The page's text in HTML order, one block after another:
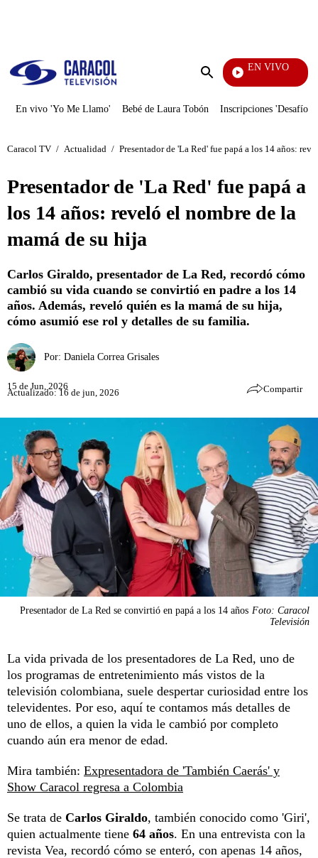
Enviar
EN VIVO
En vivo 'Yo Me Llamo' Bebé de Laura Tobón Inscripciones 'Desafío'
Caracol TV / Actualidad / Presentador de 'La Red' fue papá a los 14 años:
Presentador de 'La Red' fue papá a
los 14 años: reveló el nombre de la
mamá de su hija
Carlos Giraldo, presentador de La Red, recordó cómo
cambió su vida cuando se convirtió en padre a los 14
años. Además, reveló quién es la mamá de su hija,
cómo asumió ese rol y detalles de su familia.
Por: Daniela Correa Grisales
15 de Jun, 2026
Actualizado: 16 de jun, 2026 Compartir
Presentador de La Red se convirtió en papá a los 14 años Foto: Caracol
Televisión
La vida privada de los presentadores de La Red, uno de
los programas de entretenimiento más vistos de la
televisión colombiana, suele despertar curiosidad entre los
televidentes. Por eso, aquí te contamos más detalles de
uno de ellos, a quien la vida le cambió por completo
cuando aún era menor de edad.
Mira también: Expresentadora de 'También Caerás' y
Show Caracol regresa a Colombia
Se trata de Carlos Giraldo, también conocido como 'Giri',
quien actualmente tiene 64 años. En una entrevista con la
revista Vea, recordó cómo se enteró, con apenas 14 años,